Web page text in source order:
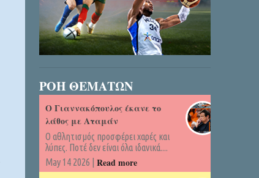
ΡΟΗ ΘΕΜΑΤΩΝ
Ο Γιαννακόπουλος έκανε το
λάθος με Αταμάν
Ο αθλητισμός προσφέρει χαρές και
λύπες. Ποτέ δεν είναι όλα ιδανικά....
May 14 2026 | Read more